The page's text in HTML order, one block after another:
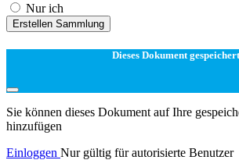
Nur ich
Erstellen Sammlung
Dieses Dokument gespeichert
Sie können dieses Dokument auf Ihre
hinzufügen
Einloggen Nur gültig für autorisierte Benutzer